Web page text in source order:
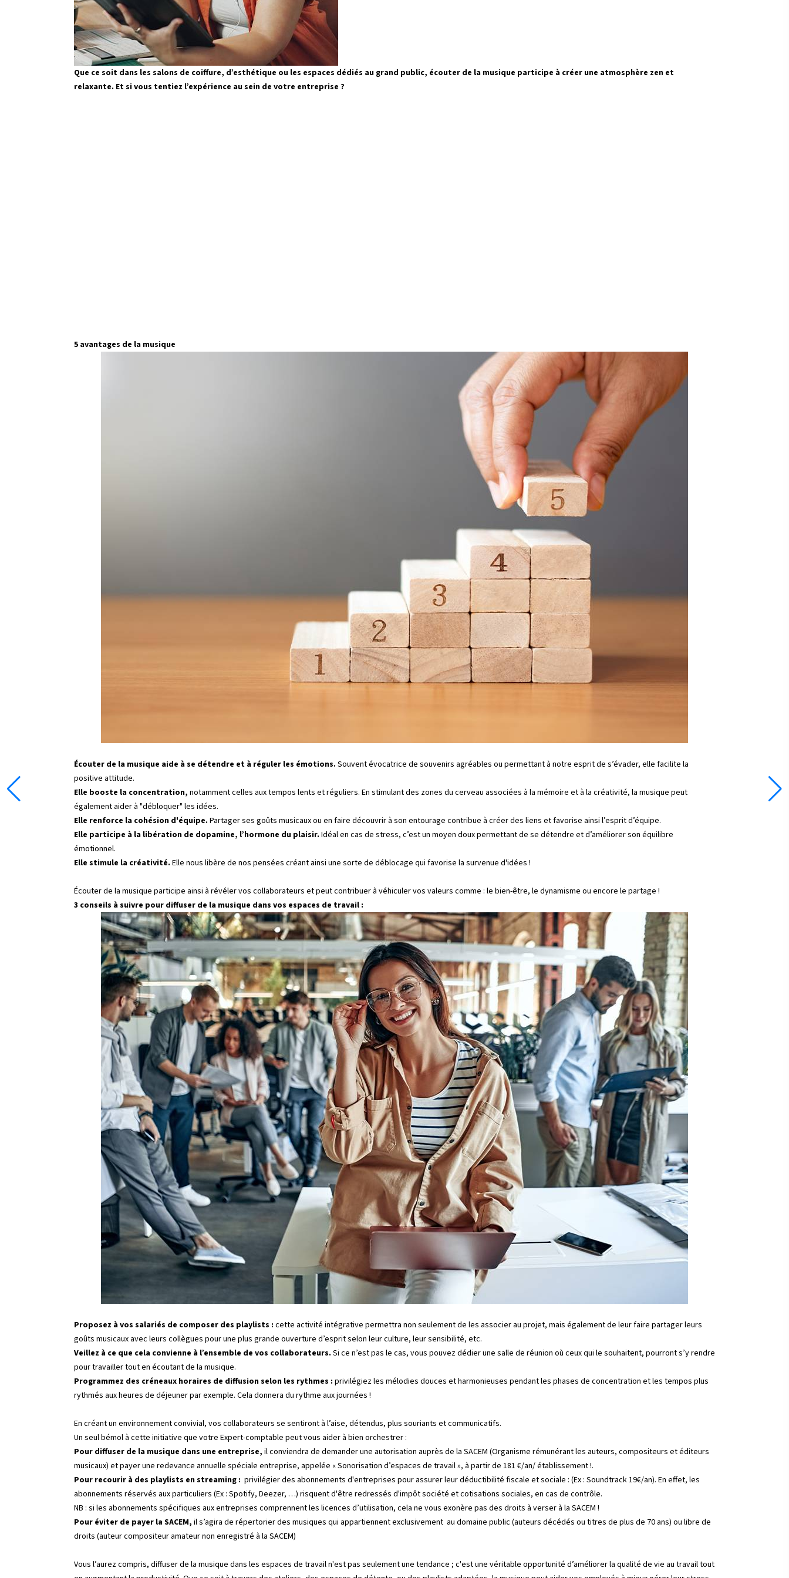
Que ce soit dans les salons de coiffure, d’esthétique ou les espaces dédiés au grand public, écouter de la musique participe à créer une atmosphère zen et
relaxante. Et si vous tentiez l’expérience au sein de votre entreprise ?
5 avantages de la musique
Écouter de la musique aide à se détendre et à réguler les émotions. Souvent évocatrice de souvenirs agréables ou permettant à notre esprit de s’évader, elle facilite la
positive attitude.
Elle booste la concentration, notamment celles aux tempos lents et réguliers. En stimulant des zones du cerveau associées à la mémoire et à la créativité, la musique peut
également aider à "débloquer" les idées.
Elle renforce la cohésion d'équipe. Partager ses goûts musicaux ou en faire découvrir à son entourage contribue à créer des liens et favorise ainsi l’esprit d’équipe.
Elle participe à la libération de dopamine, l’hormone du plaisir. Idéal en cas de stress, c’est un moyen doux permettant de se détendre et d’améliorer son équilibre
émotionnel.
Elle stimule la créativité. Elle nous libère de nos pensées créant ainsi une sorte de déblocage qui favorise la survenue d'idées !
Écouter de la musique participe ainsi à révéler vos collaborateurs et peut contribuer à véhiculer vos valeurs comme : le bien-être, le dynamisme ou encore le partage !
3 conseils à suivre pour diffuser de la musique dans vos espaces de travail :
Proposez à vos salariés de composer des playlists : cette activité intégrative permettra non seulement de les associer au projet, mais également de leur faire partager leurs
goûts musicaux avec leurs collègues pour une plus grande ouverture d’esprit selon leur culture, leur sensibilité, etc.
Veillez à ce que cela convienne à l’ensemble de vos collaborateurs. Si ce n’est pas le cas, vous pouvez dédier une salle de réunion où ceux qui le souhaitent, pourront s’y rendre
pour travailler tout en écoutant de la musique.
Programmez des créneaux horaires de diffusion selon les rythmes : privilégiez les mélodies douces et harmonieuses pendant les phases de concentration et les tempos plus
rythmés aux heures de déjeuner par exemple. Cela donnera du rythme aux journées !
En créant un environnement convivial, vos collaborateurs se sentiront à l’aise, détendus, plus souriants et communicatifs.
Un seul bémol à cette initiative que votre Expert-comptable peut vous aider à bien orchestrer :
Pour diffuser de la musique dans une entreprise, il conviendra de demander une autorisation auprès de la SACEM (Organisme rémunérant les auteurs, compositeurs et éditeurs
musicaux) et payer une redevance annuelle spéciale entreprise, appelée « Sonorisation d’espaces de travail », à partir de 181 €/an/ établissement !.
Pour recourir à des playlists en streaming : privilégier des abonnements d'entreprises pour assurer leur déductibilité fiscale et sociale : (Ex : Soundtrack 19€/an). En effet, les
abonnements réservés aux particuliers (Ex : Spotify, Deezer, …) risquent d'être redressés d'impôt société et cotisations sociales, en cas de contrôle.
NB : si les abonnements spécifiques aux entreprises comprennent les licences d’utilisation, cela ne vous exonère pas des droits à verser à la SACEM !
Pour éviter de payer la SACEM, il s’agira de répertorier des musiques qui appartiennent exclusivement au domaine public (auteurs décédés ou titres de plus de 70 ans) ou libre de
droits (auteur compositeur amateur non enregistré à la SACEM)
Vous l’aurez compris, diffuser de la musique dans les espaces de travail n'est pas seulement une tendance ; c'est une véritable opportunité d’améliorer la qualité de vie au travail tout